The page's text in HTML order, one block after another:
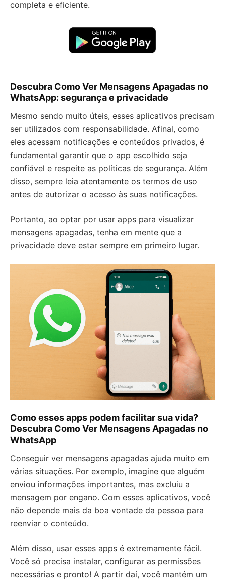
completa e eficiente.
Descubra Como Ver Mensagens Apagadas no
WhatsApp: segurança e privacidade
Mesmo sendo muito úteis, esses aplicativos precisam
ser utilizados com responsabilidade. Afinal, como
eles acessam notificações e conteúdos privados, é
fundamental garantir que o app escolhido seja
confiável e respeite as políticas de segurança. Além
disso, sempre leia atentamente os termos de uso
antes de autorizar o acesso às suas notificações.
Portanto, ao optar por usar apps para visualizar
mensagens apagadas, tenha em mente que a
privacidade deve estar sempre em primeiro lugar.
Como esses apps podem facilitar sua vida?
Descubra Como Ver Mensagens Apagadas no
WhatsApp
Conseguir ver mensagens apagadas ajuda muito em
várias situações. Por exemplo, imagine que alguém
enviou informações importantes, mas excluiu a
mensagem por engano. Com esses aplicativos, você
não depende mais da boa vontade da pessoa para
reenviar o conteúdo.
Além disso, usar esses apps é extremamente fácil.
Você só precisa instalar, configurar as permissões
necessárias e pronto! A partir daí, você mantém um